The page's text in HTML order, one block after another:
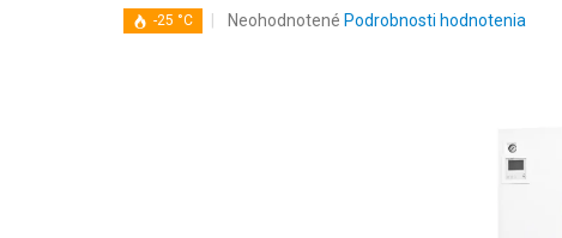
-25 °C
Priemerné
Neohodnotené Podrobnosti hodnotenia